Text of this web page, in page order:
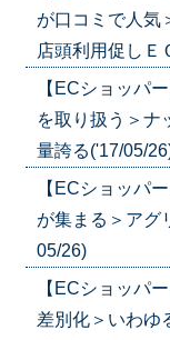
が口コミで人気
店頭利用促しＥ
【ECショッパ
を取り扱う＞ナ
量誇る('17/05/
【ECショッパ
が集まる＞アグ
05/26)
【ECショッパ
差別化＞いわゆ